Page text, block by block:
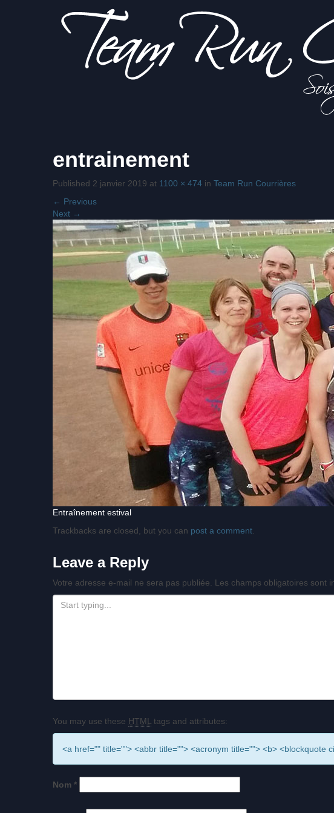
Team Run
Courrières
plus fort
que tes
entrainement
Published 2 janvier 2019 at 1100 × 474 in Team Run Courrières
← Previous
Next →
Entraînement estival
Trackbacks are closed, but you can post a comment
Leave a Reply
Votre adresse e-mail ne sera pas publiée. Les champs obligatoires sont
You may use these HTML tags and attributes:
<a href="" title=""> <abbr title=""> <acronym title=""> <b> <blockquote
Nom *